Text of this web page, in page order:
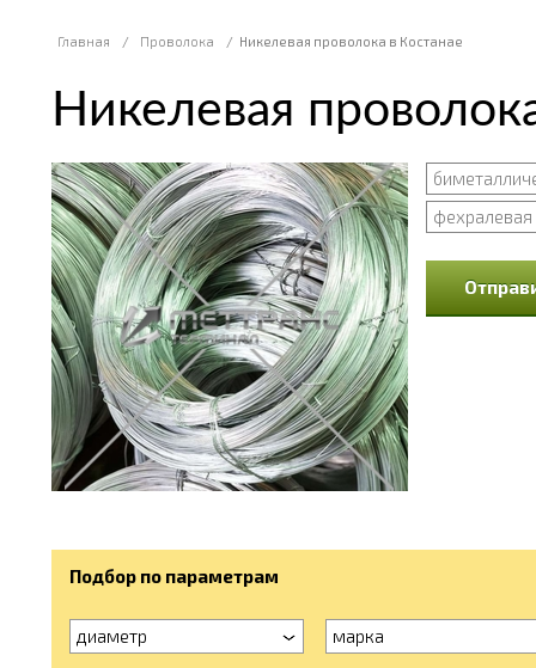
Главная / Проволока / Никелевая проволока в Костанае
Никелевая
фехралевая
Подбор по параметрам
диаметр марка